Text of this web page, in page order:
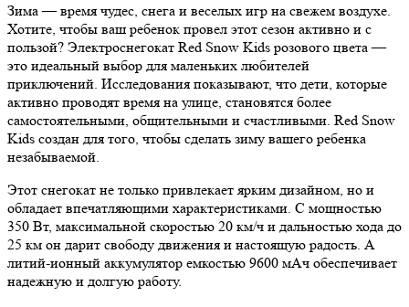
Зима — время чудес, снега и веселых игр на свежем воздухе.
Хотите, чтобы ваш ребенок провел этот сезон активно и с
пользой? Электроснегокат Red Snow Kids розового цвета —
это идеальный выбор для маленьких любителей
приключений. Исследования показывают, что дети, которые
активно проводят время на улице, становятся более
самостоятельными, общительными и счастливыми. Red Snow
Kids создан для того, чтобы сделать зиму вашего ребенка
незабываемой.
Этот снегокат не только привлекает ярким дизайном, но и
обладает впечатляющими характеристиками. С мощностью
350 Вт, максимальной скоростью 20 км/ч и дальностью хода до
25 км он дарит свободу движения и настоящую радость. А
литий-ионный аккумулятор емкостью 9600 мАч обеспечивает
надежную и долгую работу.